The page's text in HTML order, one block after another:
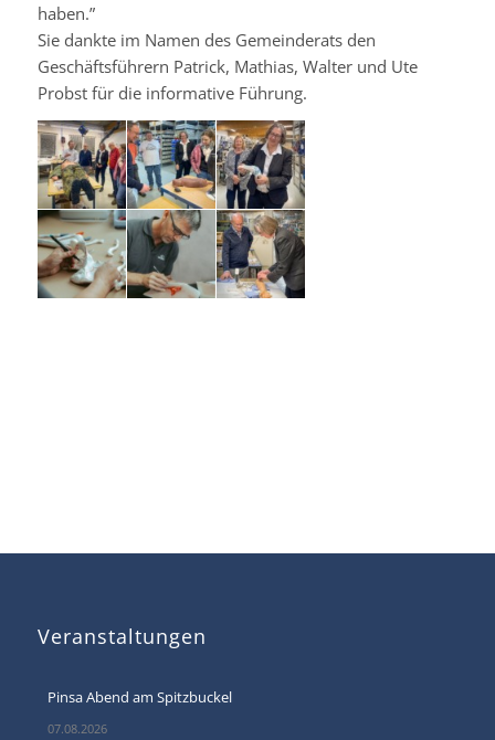
haben.”
Sie dankte im Namen des Gemeinderats den
Geschäftsführern Patrick, Mathias, Walter und Ute
Probst für die informative Führung.
Veranstaltungen
Pinsa Abend am Spitzbuckel
07.08.2026